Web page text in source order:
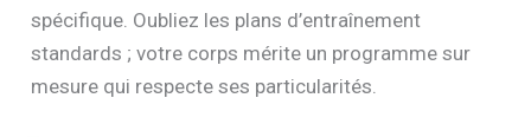
spécifique. Oubliez les plans d’entraînement
standards ; votre corps mérite un programme sur
mesure qui respecte ses particularités.